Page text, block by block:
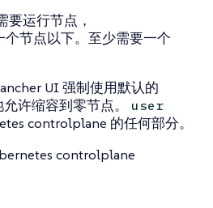
要运行节点，
节点以下。至少需要一个
UI 强制使用默认的
许缩容到零节点。 user
controlplane 的任何部分。
controlplane